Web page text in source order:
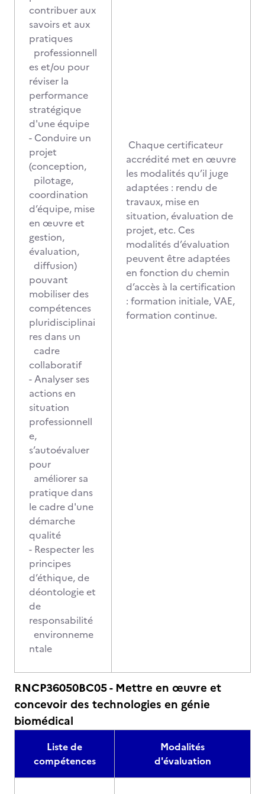
contribuer aux
savoirs et aux
pratiques
professionnell
es et/ou pour
réviser la
performance
stratégique
d'une équipe
- Conduire un
projet
(conception,
pilotage,
coordination
d’équipe, mise
en œuvre et
gestion,
évaluation,
diffusion)
pouvant
mobiliser des
compétences
pluridisciplinai
res dans un
cadre
collaboratif
- Analyser ses
actions en
situation
professionnell
e,
s’autoévaluer
pour
améliorer sa
pratique dans
le cadre d'une
démarche
qualité
- Respecter les
principes
d’éthique, de
déontologie et
de
responsabilité
environneme
ntale
Chaque certificateur
accrédité met en œuvre
les modalités qu’il juge
adaptées : rendu de
travaux, mise en
situation, évaluation de
projet, etc. Ces
modalités d’évaluation
peuvent être adaptées
en fonction du chemin
d’accès à la certification
: formation initiale, VAE,
formation continue.
RNCP36050BC05 - Mettre en œuvre et
concevoir des technologies en génie
biomédical
Liste de
compétences
Modalités
d'évaluation